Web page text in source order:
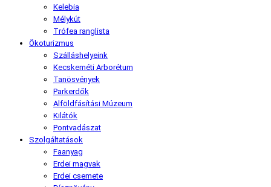
Kelebia
Mélykút
Trófea ranglista
Ökoturizmus
Szálláshelyeink
Kecskeméti Arborétum
Tanösvények
Parkerdők
Alföldfásítási Múzeum
Kilátók
Pontvadászat
Szolgáltatások
Faanyag
Erdei magvak
Erdei csemete